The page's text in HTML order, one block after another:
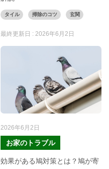
タイル 掃除のコツ 玄関
最終更新日 :2026年6月2日
2026年6月2日
お家のトラブル
効果がある鳩対策とは？鳩が寄